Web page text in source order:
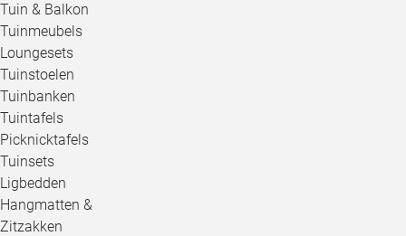
Tuin & Balkon
Tuinmeubels
Loungesets
Tuinstoelen
Tuinbanken
Tuintafels
Picknicktafels
Tuinsets
Ligbedden
Hangmatten &
Zitzakken